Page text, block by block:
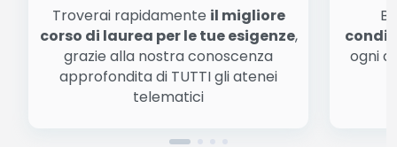
Troverai rapidamente il migliore
corso di laurea per le tue esigenze,
grazie alla nostra conoscenza
approfondita di TUTTI gli atenei
telematici
ogni